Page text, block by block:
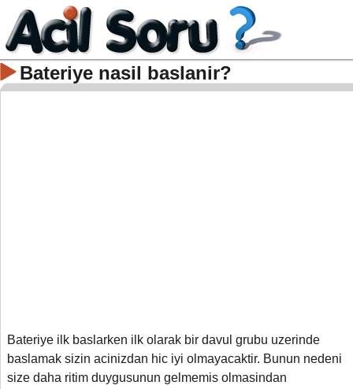
Bateriye nasil baslanir?
Bateriye ilk baslarken ilk olarak bir davul grubu uzerinde
baslamak sizin acinizdan hic iyi olmayacaktir. Bunun nedeni
size daha ritim duygusunun gelmemis olmasindan